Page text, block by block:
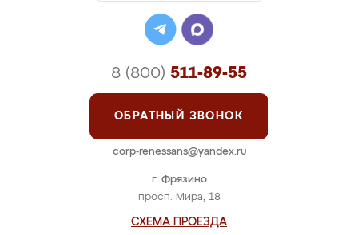
г. Фрязино
просп. Мира, 18
СХЕМА ПРОЕЗДА
8 (800) 511-89-55
ОБРАТНЫЙ ЗВОНОК
corp-renessans@yandex.ru